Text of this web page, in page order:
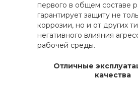
первого в общем составе
гарантирует защиту не
коррозии, но и от других
негативного влияния
рабочей среды.
Отличные
качества